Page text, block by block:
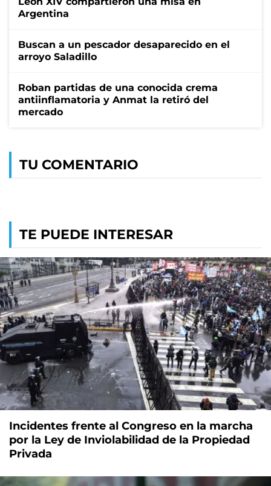
Argentina
Buscan a un pescador desaparecido en el
arroyo Saladillo
Roban partidas de una conocida crema
antiinflamatoria y Anmat la retiró del
mercado
TU COMENTARIO
TE PUEDE INTERESAR
Incidentes frente al Congreso en la marcha
por la Ley de Inviolabilidad de la Propiedad
Privada